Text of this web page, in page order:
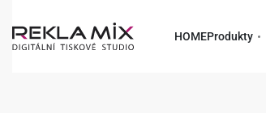
HOMEProdukty